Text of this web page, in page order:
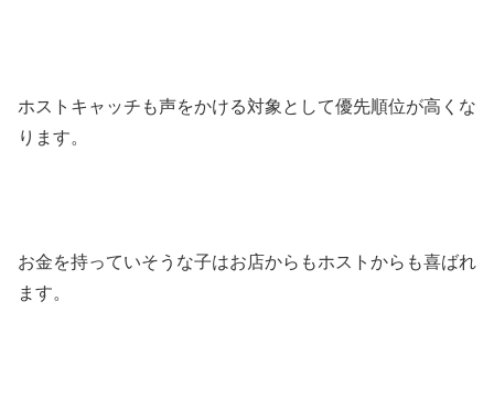
ホストキャッチも声をかける対象として優先順位が高くな
ります。
お金を持っていそうな子はお店からもホストからも喜ばれ
ます。